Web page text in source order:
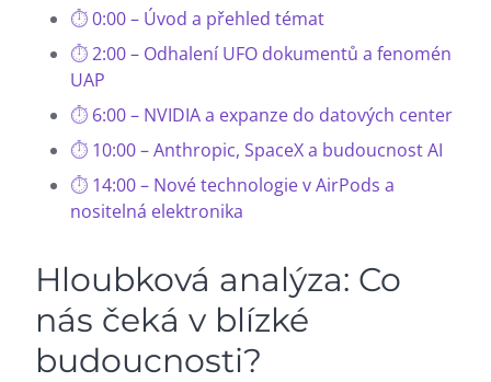
0:00 – Úvod a přehled témat
2:00 – Odhalení UFO dokumentů a fenomén
UAP
6:00 – NVIDIA a expanze do datových center
10:00 – Anthropic, SpaceX a budoucnost AI
14:00 – Nové technologie v AirPods a
nositelná elektronika
Hloubková analýza: Co
nás čeká v blízké
budoucnosti?